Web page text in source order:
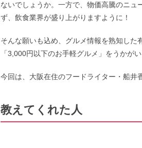
ないでしょうか。一方で、物価高騰のニ
ず、飲食業界が盛り上がりますように！
そんな願いも込め、グルメ情報を熟知した
「3,000円以下のお手軽グルメ」をうかがい
今回は、大阪在住のフードライター・船井
教えてくれた人